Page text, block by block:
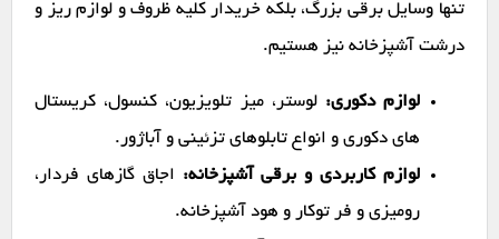
تنها وسایل برقی بزرگ، بلکه خریدار کلیه ظروف و لوازم ریز و
درشت آشپزخانه نیز هستیم.
لوازم دکوری: لوستر، میز تلویزیون، کنسول، کریستال
های دکوری و انواع تابلوهای تزئینی و آباژور.
لوازم کاربردی و برقی آشپزخانه: اجاق گازهای فردار،
رومیزی و فر توکار و هود آشپزخانه.